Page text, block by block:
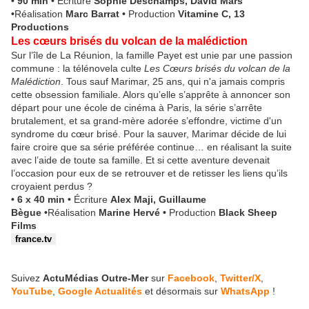
•Réalisation Marc Barrat • Production Vitamine C, 13
Productions
Les cœurs brisés du volcan de la malédiction
Sur l’île de La Réunion, la famille Payet est unie par une passion
commune : la télénovela culte Les Cœurs brisés du volcan de la
Malédiction. Tous sauf Marimar, 25 ans, qui n'a jamais compris
cette obsession familiale. Alors qu’elle s’apprête à annoncer son
départ pour une école de cinéma à Paris, la série s’arrête
brutalement, et sa grand-mère adorée s’effondre, victime d'un
syndrome du cœur brisé. Pour la sauver, Marimar décide de lui
faire croire que sa série préférée continue… en réalisant la suite
avec l’aide de toute sa famille. Et si cette aventure devenait
l’occasion pour eux de se retrouver et de retisser les liens qu’ils
croyaient perdus ?
• 6 x 40 min • Écriture Alex Maji, Guillaume
Bègue •Réalisation Marine Hervé • Production Black Sheep
Films
france.tv
Suivez ActuMédias Outre-Mersur Facebook, Twitter/X,
YouTube, Google Actualités et désormais sur WhatsApp !